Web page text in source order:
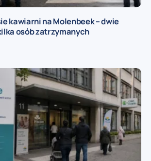
kawiarni na Molenbeek – dwie
osób zatrzymanych